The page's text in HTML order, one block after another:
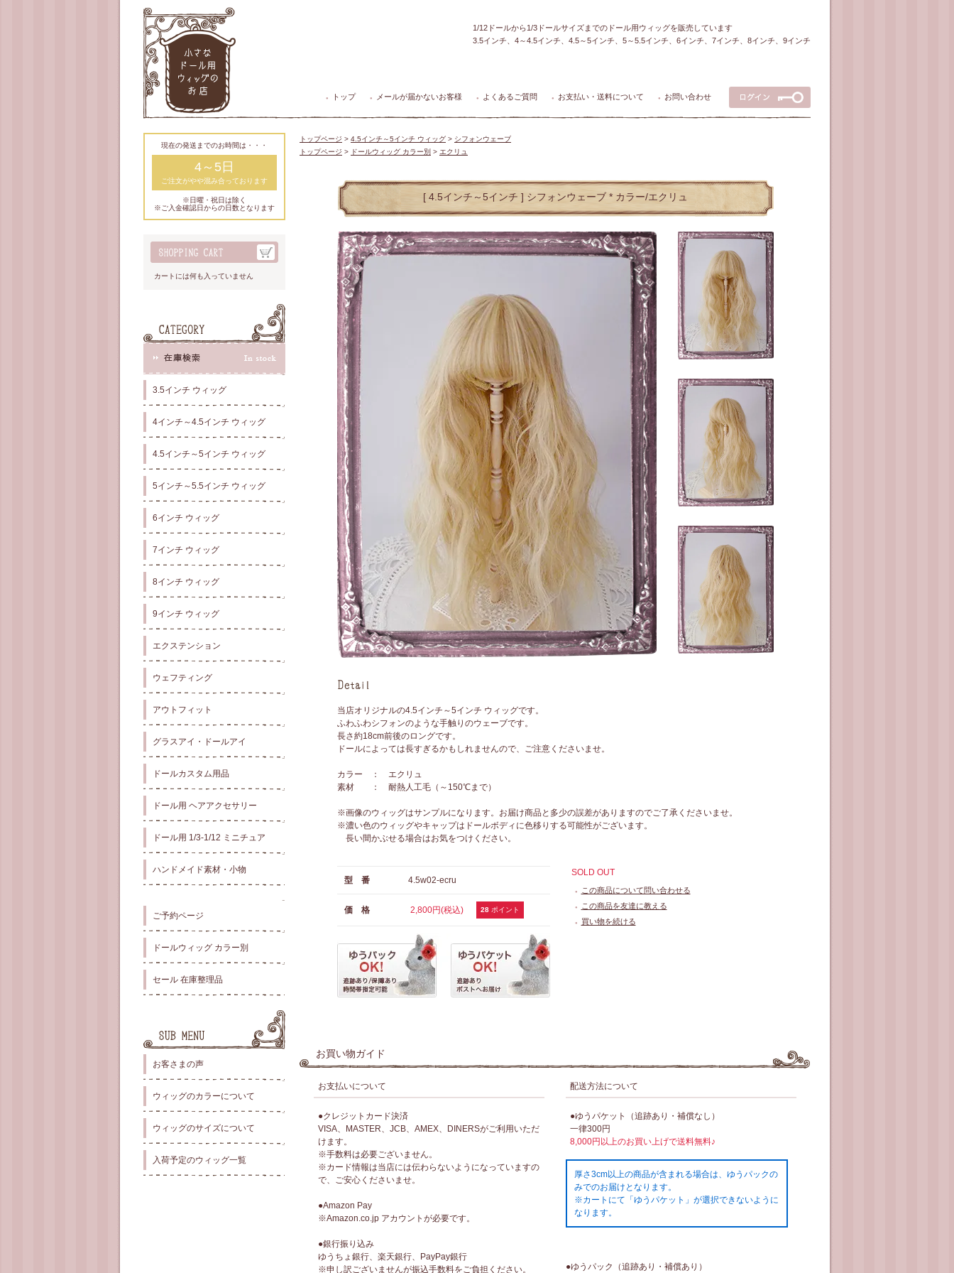
1/12ドールから1/3ドールサイズまでのドール用ウィッグを販売しています
3.5インチ、4～4.5インチ、4.5～5インチ、5～5.5インチ、6インチ、7インチ、8インチ、9インチ
● トップ ● メールが届かないお客様 ● よくあるご質問 ● お支払い・送料について ● お問い合わせ
現在の発送までのお時間は・・・
4～5日
ご注文がやや混み合っております
※日曜・祝日は除く
※ご入金確認日からの日数となります
カートには何も入っていません
3.5インチ ウィッグ
4インチ～4.5インチ ウィッグ
4.5インチ～5インチ ウィッグ
5インチ～5.5インチ ウィッグ
6インチ ウィッグ
7インチ ウィッグ
8インチ ウィッグ
9インチ ウィッグ
エクステンション
ウェフティング
アウトフィット
グラスアイ・ドールアイ
ドールカスタム用品
ドール用 ヘアアクセサリー
ドール用 1/3-1/12 ミニチュア
ハンドメイド素材・小物
ご予約ページ
ドールウィッグ カラー別
セール 在庫整理品
お客さまの声
ウィッグのカラーについて
ウィッグのサイズについて
入荷予定のウィッグ一覧
トップページ > 4.5インチ～5インチ ウィッグ > シフォンウェーブ
トップページ > ドールウィッグ カラー別 > エクリュ
[ 4.5インチ～5インチ ] シフォンウェーブ * カラー/エクリュ
当店オリジナルの4.5インチ～5インチ ウィッグです。
ふわふわシフォンのような手触りのウェーブです。
長さ約18cm前後のロングです。
ドールによっては長すぎるかもしれませんので、ご注意くださいませ。
カラー ： エクリュ
素材 ： 耐熱人工毛（～150℃まで）
※画像のウィッグはサンプルになります。お届け商品と多少の誤差がありますのでご了承くださいませ。
※濃い色のウィッグやキャップはドールボディに色移りする可能性がございます。
長い間かぶせる場合はお気をつけください。
型 番 4.5w02-ecru
価 格 2,800円(税込) 28ポイント
SOLD OUT
● この商品について問い合わせる
● この商品を友達に教える
● 買い物を続ける
お買い物ガイド
お支払いについて
●クレジットカード決済
VISA、MASTER、JCB、AMEX、DINERSがご利用いただ
けます。
※手数料は必要ございません。
※カード情報は当店には伝わらないようになっていますの
で、ご安心くださいませ。
●Amazon Pay
※Amazon.co.jp アカウントが必要です。
●銀行振り込み
ゆうちょ銀行、楽天銀行、PayPay銀行
※申し訳ございませんが振込手数料をご負担ください。
配送方法について
●ゆうパケット（追跡あり・補償なし）
一律300円
8,000円以上のお買い上げで送料無料♪
厚さ3cm以上の商品が含まれる場合は、ゆうパックの
みでのお届けとなります。
※カートにて「ゆうパケット」が選択できないように
なります。
●ゆうパック（追跡あり・補償あり）